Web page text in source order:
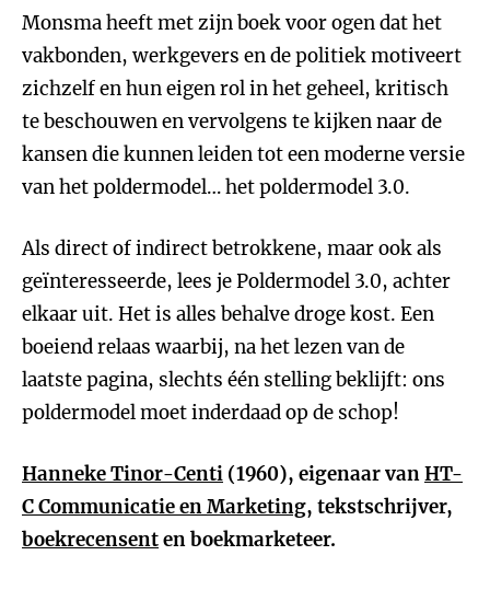
Monsma heeft met zijn boek voor ogen dat het
vakbonden, werkgevers en de politiek motiveert
zichzelf en hun eigen rol in het geheel, kritisch
te beschouwen en vervolgens te kijken naar de
kansen die kunnen leiden tot een moderne versie
van het poldermodel… het poldermodel 3.0.
Als direct of indirect betrokkene, maar ook als
geïnteresseerde, lees je Poldermodel 3.0, achter
elkaar uit. Het is alles behalve droge kost. Een
boeiend relaas waarbij, na het lezen van de
laatste pagina, slechts één stelling beklijft: ons
poldermodel moet inderdaad op de schop!
Hanneke Tinor-Centi (1960), eigenaar vanHT-
C Communicatie en Marketing, tekstschrijver,
boekrecensenten boekmarketeer.